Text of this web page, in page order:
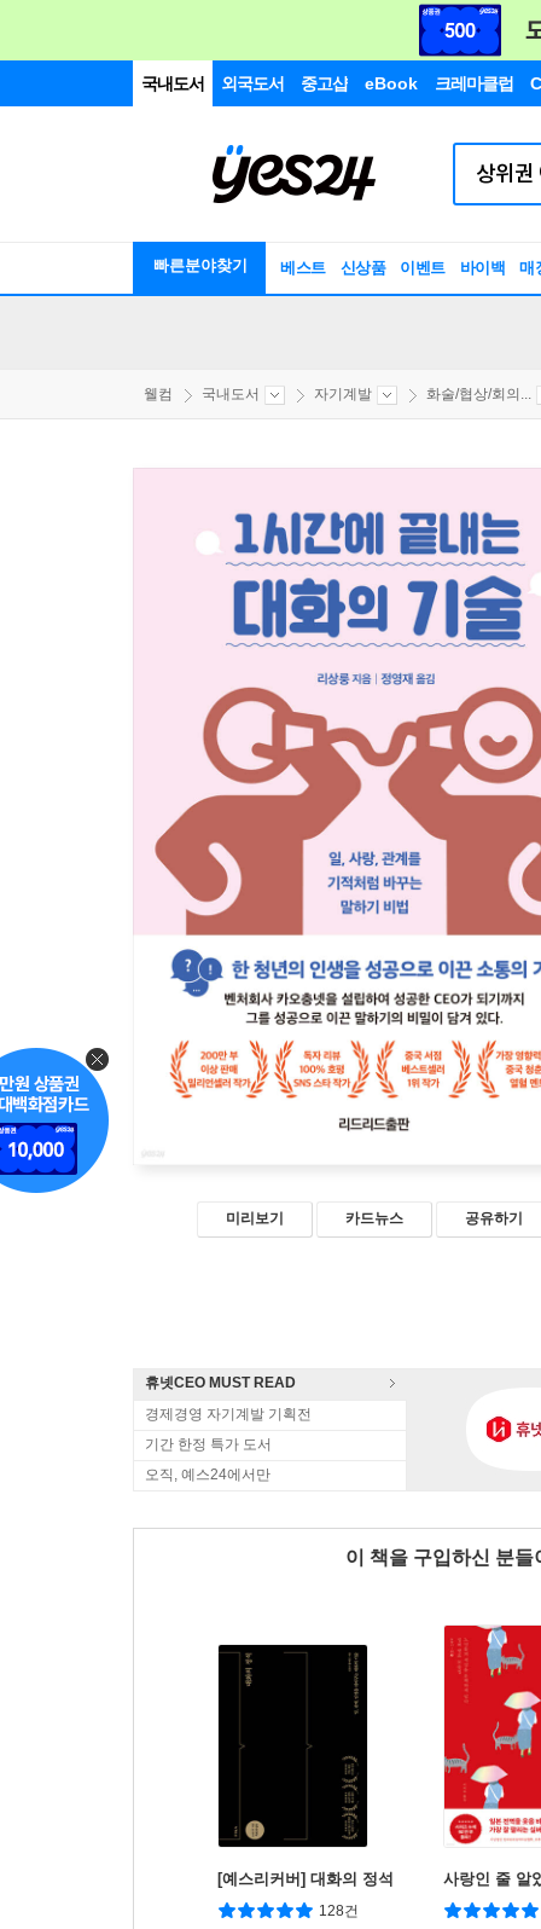
국내도서 외국도서 중고샵 eBook 크레마클럽
빠른분야찾기 베스트 신상품 이벤트 바이백 매
웰컴 국내도서 자기계발 화술/협상/회의...
미리보기 카드뉴스 공유하기
휴넷CEO MUST READ
경제경영 자기계발 기획전
기간 한정 특가 도서
오직, 예스24에서만
이 책을 구입하신 분
[예스리커버] 대화의 정석
128건
사랑인 줄 알